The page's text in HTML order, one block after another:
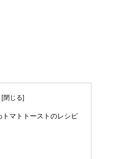
マトトーストのレシピ